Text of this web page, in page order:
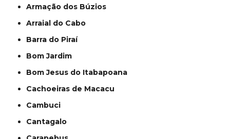
Armação dos Búzios
Arraial do Cabo
Barra do Piraí
Bom Jardim
Bom Jesus do Itabapoana
Cachoeiras de Macacu
Cambuci
Cantagalo